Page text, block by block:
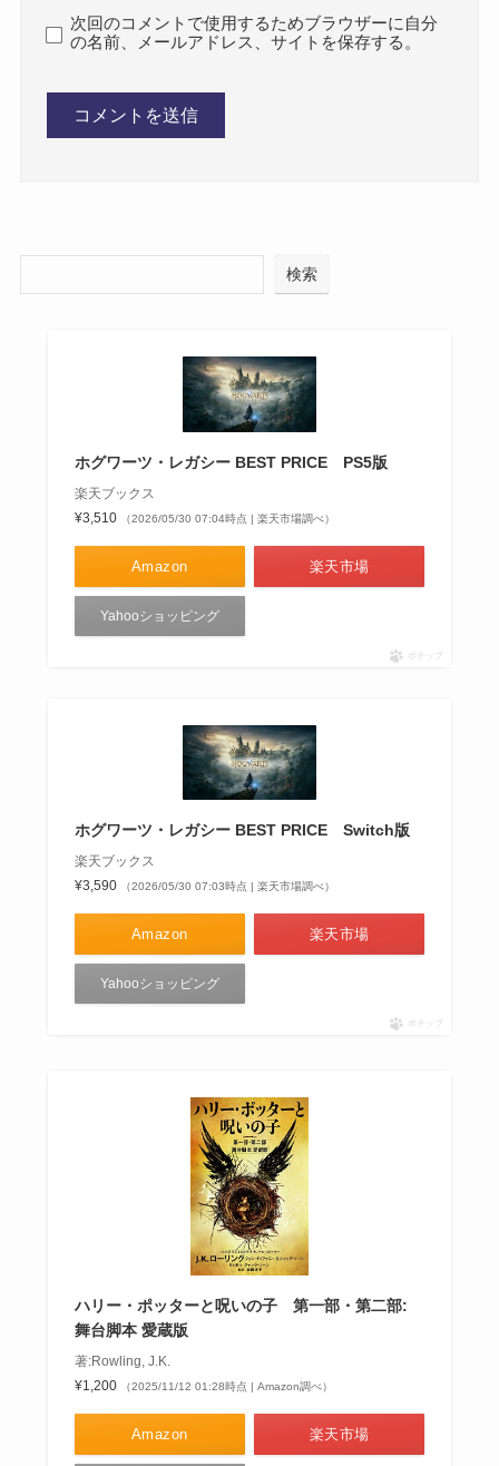
次回のコメントで使用するためブラウザーに自分
の名前、メールアドレス、サイトを保存する。
検索
ホグワーツ・レガシー BEST PRICE PS5版
楽天ブックス
¥3,510
（2026/05/30 07:04時点 | 楽天市場調べ）
Amazon 楽天市場
Yahooショッピング
ポチップ
ホグワーツ・レガシー BEST PRICE Switch版
楽天ブックス
¥3,590
（2026/05/30 07:03時点 | 楽天市場調べ）
Amazon 楽天市場
Yahooショッピング
ポチップ
ハリー・ポッターと呪いの子 第一部・第二部:
舞台脚本 愛蔵版
著:Rowling, J.K.
¥1,200
（2025/11/12 01:28時点 | Amazon調べ）
Amazon 楽天市場